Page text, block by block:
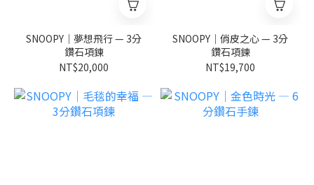
SNOOPY｜夢想飛行 — 3分
鑽石項鍊
NT$20,000
SNOOPY｜俏皮之心 — 3分
鑽石項鍊
NT$19,700